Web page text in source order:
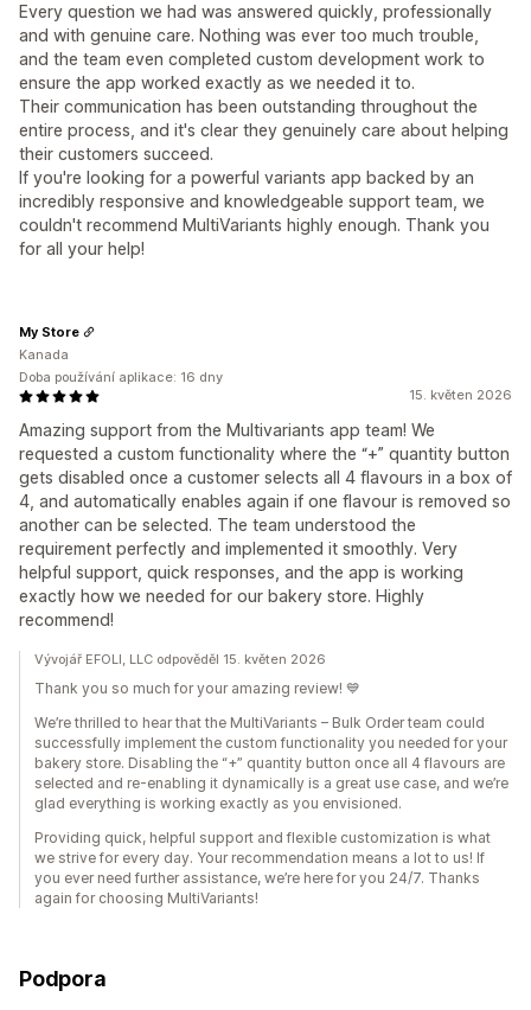
Every question we had was answered quickly, professionally
and with genuine care. Nothing was ever too much trouble,
and the team even completed custom development work to
ensure the app worked exactly as we needed it to.
Their communication has been outstanding throughout the
entire process, and it's clear they genuinely care about helping
their customers succeed.
If you're looking for a powerful variants app backed by an
incredibly responsive and knowledgeable support team, we
couldn't recommend MultiVariants highly enough. Thank you
for all your help!
15. květen 2026
Amazing support from the Multivariants app team! We
requested a custom functionality where the “+” quantity button
gets disabled once a customer selects all 4 flavours in a box of
4, and automatically enables again if one flavour is removed so
another can be selected. The team understood the
requirement perfectly and implemented it smoothly. Very
helpful support, quick responses, and the app is working
exactly how we needed for our bakery store. Highly
recommend!
My Store
Kanada
Doba používání aplikace: 16 dny
Vývojář EFOLI, LLC odpověděl 15. květen 2026
Thank you so much for your amazing review! 💙
We’re thrilled to hear that the MultiVariants – Bulk Order team could
successfully implement the custom functionality you needed for your
bakery store. Disabling the “+” quantity button once all 4 flavours are
selected and re-enabling it dynamically is a great use case, and we’re
glad everything is working exactly as you envisioned.
Providing quick, helpful support and flexible customization is what
we strive for every day. Your recommendation means a lot to us! If
you ever need further assistance, we’re here for you 24/7. Thanks
again for choosing MultiVariants!
Podpora